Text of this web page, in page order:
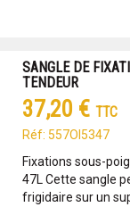
SANGLE DE
TENDEUR
37,20 € TTC
Réf: 557OI5347
Fixations sous-
47L Cette sangle
frigidaire sur un